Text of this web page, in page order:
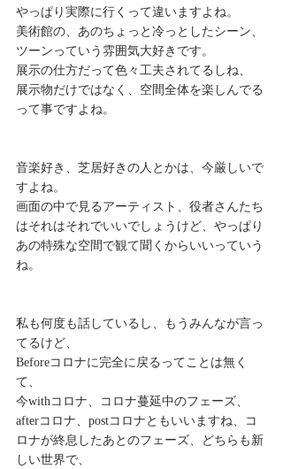
やっぱり実際に行くって違いますよね。
美術館の、あのちょっと冷っとしたシーン、
ツーンっていう雰囲気大好きです。
展示の仕方だって色々工夫されてるしね、
展示物だけではなく、空間全体を楽しんでる
って事ですよね。
音楽好き、芝居好きの人とかは、今厳しいで
すよね。
画面の中で見るアーティスト、役者さんたち
はそれはそれでいいでしょうけど、やっぱり
あの特殊な空間で観て聞くからいいっていう
ね。
私も何度も話しているし、もうみんなが言っ
てるけど、
Beforeコロナに完全に戻るってことは無く
て、
今withコロナ、コロナ蔓延中のフェーズ、
afterコロナ、postコロナともいいますね、コ
ロナが終息したあとのフェーズ、どちらも新
しい世界で、